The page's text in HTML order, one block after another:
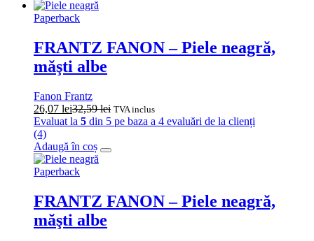
Paperback
FRANTZ FANON – Piele neagră,
măşti albe
Fanon Frantz
26,07 lei32,59lei TVA inclus
Evaluat la 5 din 5 pe baza a 4 evaluări de la clienți
(4)
Adaugă în coș
Paperback
FRANTZ FANON – Piele neagră,
măşti albe